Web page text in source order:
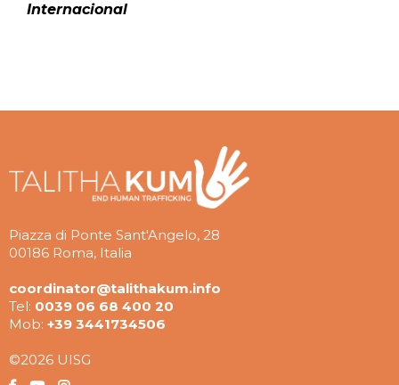
Internacional
Piazza di Ponte Sant'Angelo, 28
00186 Roma, Italia
coordinator@talithakum.info
Tel: 0039 06 68 400 20
Mob: +39 3441734506
©2026 UISG